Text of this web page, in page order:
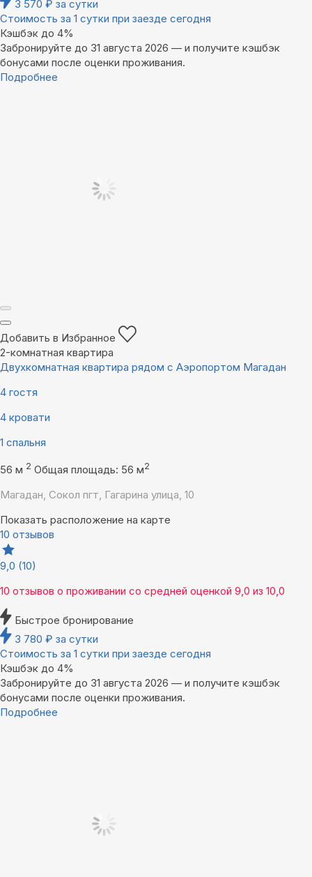
3 570 ₽ за сутки
Стоимость за 1 сутки при заезде сегодня
Кэшбэк до 4%
Забронируйте до 31 августа 2026 — и получите кэшбэк
бонусами после оценки проживания.
Подробнее
Добавить в Избранное
2-комнатная квартира
Двухкомнатная квартира рядом с Аэропортом Магадан
4 гостя
4 кровати
1 спальня
56 м 2 Общая площадь: 56 м2
Магадан, Сокол пгт, Гагарина улица, 10
Показать расположение на карте
10 отзывов
9,0 (10)
10 отзывов о проживании со средней оценкой 9,0 из 10,0
Быстрое бронирование
3 780 ₽ за сутки
Стоимость за 1 сутки при заезде сегодня
Кэшбэк до 4%
Забронируйте до 31 августа 2026 — и получите кэшбэк
бонусами после оценки проживания.
Подробнее